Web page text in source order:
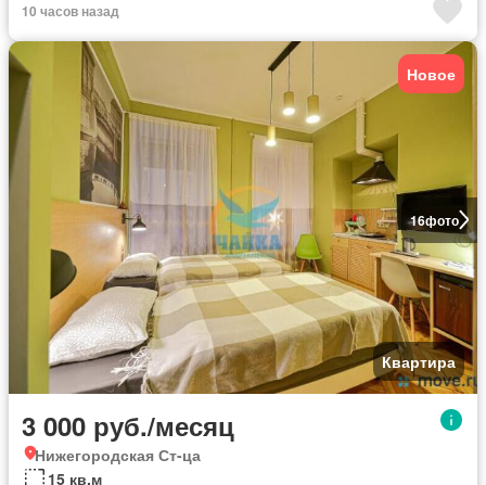
10 часов назад
16фото
Новое
Квартира
3 000 руб./месяц
Нижегородская Ст-ца
15 кв.м